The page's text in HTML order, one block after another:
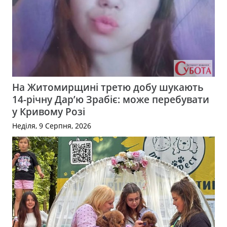
На Житомирщині третю добу шукають
14-річну Дар’ю Зрабіє: може перебувати
у Кривому Розі
Неділя, 9 Серпня, 2026